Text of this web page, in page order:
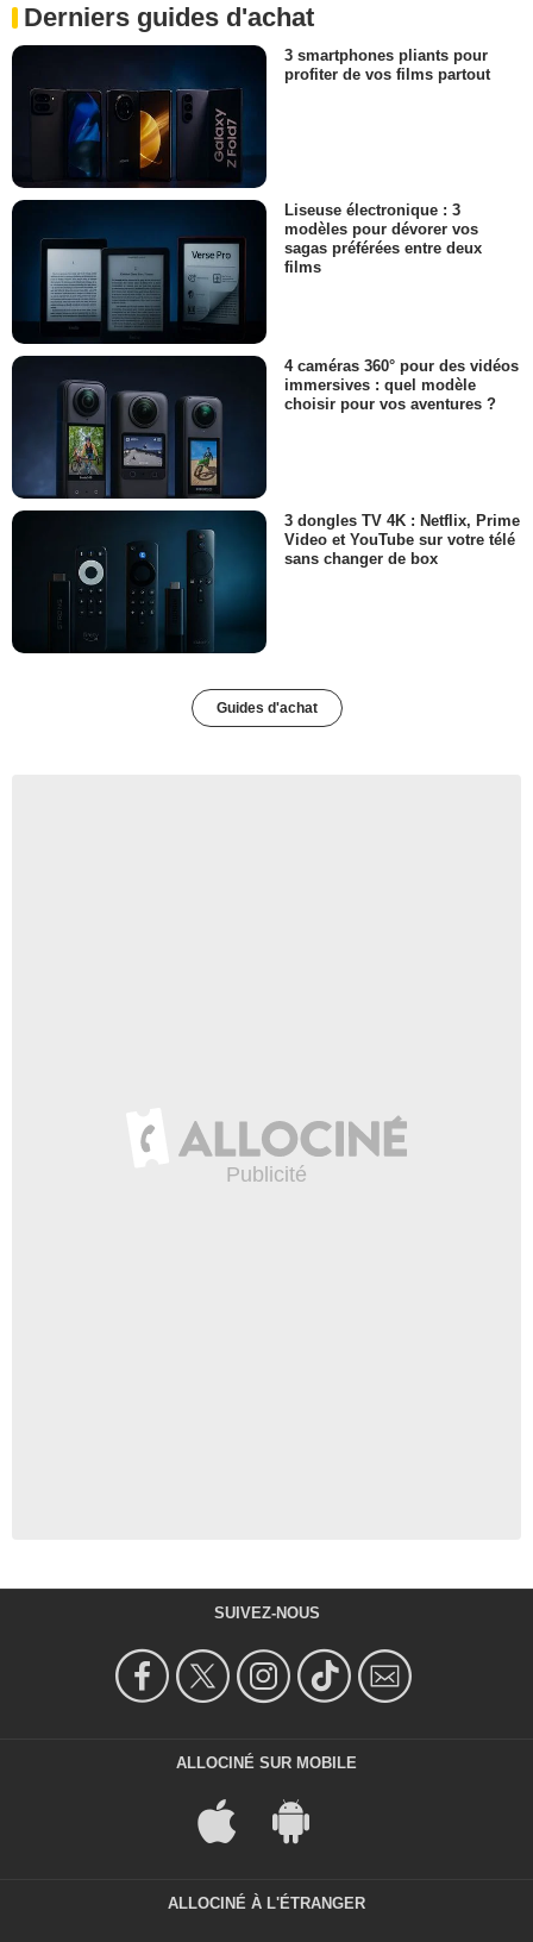
Derniers guides d'achat
3 smartphones pliants pour
profiter de vos films partout
Liseuse électronique : 3
modèles pour dévorer vos
sagas préférées entre deux
films
4 caméras 360° pour des vidéos
immersives : quel modèle
choisir pour vos aventures ?
3 dongles TV 4K : Netflix, Prime
Video et YouTube sur votre télé
sans changer de box
Guides d'achat
SUIVEZ-NOUS
ALLOCINÉ SUR MOBILE
ALLOCINÉ À L'ÉTRANGER